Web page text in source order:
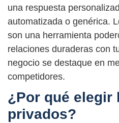
una respuesta
automatizada o genérica.
son una herramienta
relaciones duraderas con
negocio se destaque en
competidores.
¿Por qué elegir
privados?